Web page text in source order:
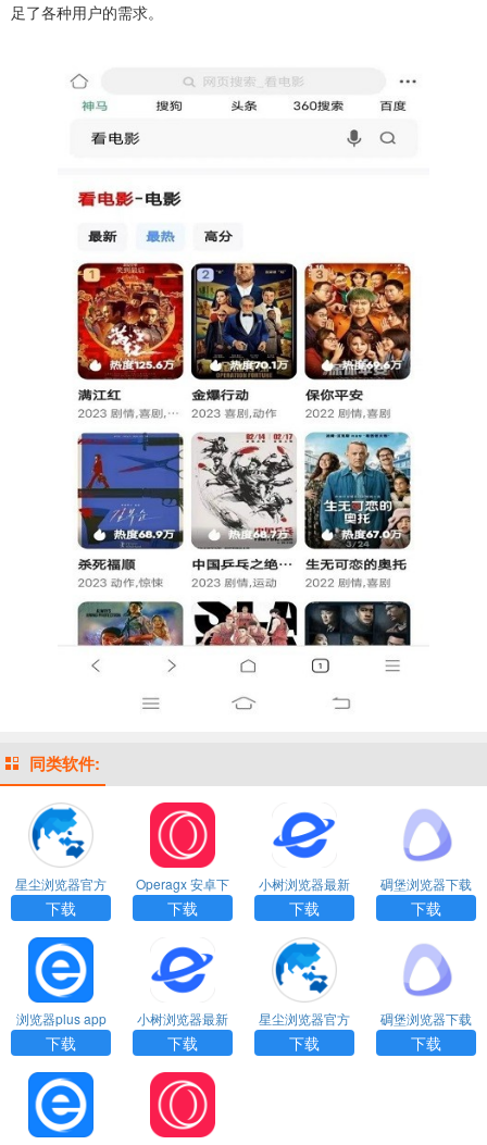
足了各种用户的需求。
同类软件:
星尘浏览器官方
下载安装
下载
Operagx 安卓下
载 最新版app
下载
小树浏览器最新
版下载
下载
碉堡浏览器下载
安装
下载
浏览器plus app
下载
下载
小树浏览器最新
版下载
下载
星尘浏览器官方
下载安装
下载
碉堡浏览器下载
安装
下载